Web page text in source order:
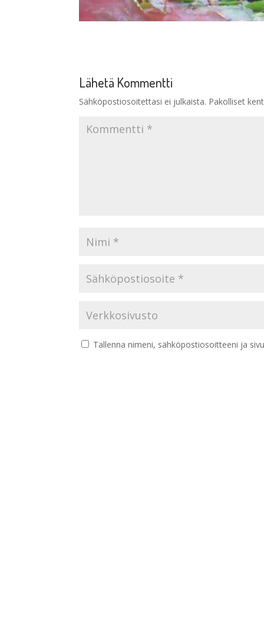
Lähetä Kommentti
Sähköpostiosoitettasi ei julkaista. Pakolliset
Tallenna nimeni, sähköpostiosoitteeni ja